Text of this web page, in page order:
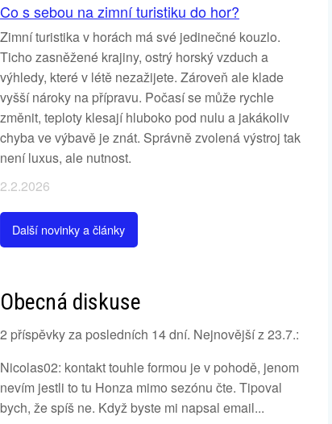
Co s sebou na zimní turistiku do hor?
Zimní turistika v horách má své jedinečné kouzlo.
Ticho zasněžené krajiny, ostrý horský vzduch a
výhledy, které v létě nezažijete. Zároveň ale klade
vyšší nároky na přípravu. Počasí se může rychle
změnit, teploty klesají hluboko pod nulu a jakákoliv
chyba ve výbavě je znát. Správně zvolená výstroj tak
není luxus, ale nutnost.
2.2.2026
Další novinky a články
Obecná diskuse
2 příspěvky za posledních 14 dní. Nejnovější z 23.7.:
Nicolas02: kontakt touhle formou je v pohodě, jenom
nevím jestli to tu Honza mimo sezónu čte. Tipoval
bych, že spíš ne. Když byste mi napsal email...